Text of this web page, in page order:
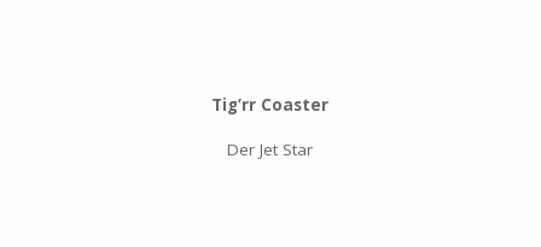
Tig’rr Coaster
Der Jet Star